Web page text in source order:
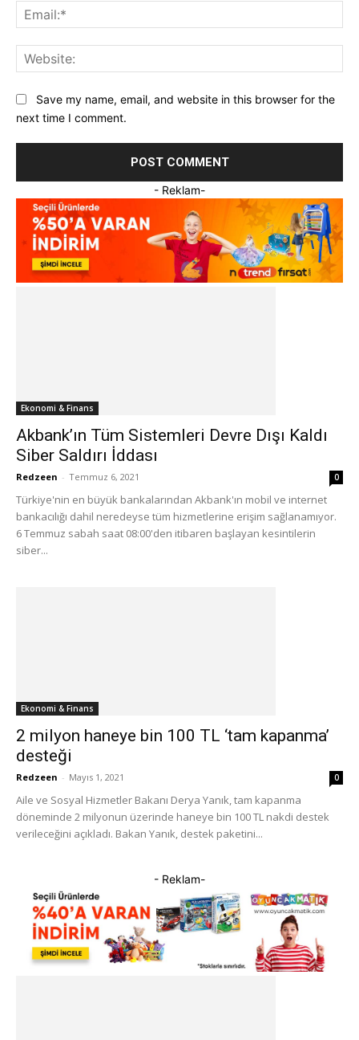
Save my name, email, and website in this browser for the
next time I comment.
- Reklam-
Ekonomi & Finans
Akbank’ın Tüm Sistemleri Devre Dışı Kaldı
Siber Saldırı İddası
Redzeen - Temmuz 6, 2021 0
Türkiye'nin en büyük bankalarından Akbank'ın mobil ve internet
bankacılığı dahil neredeyse tüm hizmetlerine erişim sağlanamıyor.
6 Temmuz sabah saat 08:00'den itibaren başlayan kesintilerin
siber...
Ekonomi & Finans
2 milyon haneye bin 100 TL ‘tam kapanma’
desteği
Redzeen - Mayıs 1, 2021 0
Aile ve Sosyal Hizmetler Bakanı Derya Yanık, tam kapanma
döneminde 2 milyonun üzerinde haneye bin 100 TL nakdi destek
verileceğini açıkladı. Bakan Yanık, destek paketini...
- Reklam-